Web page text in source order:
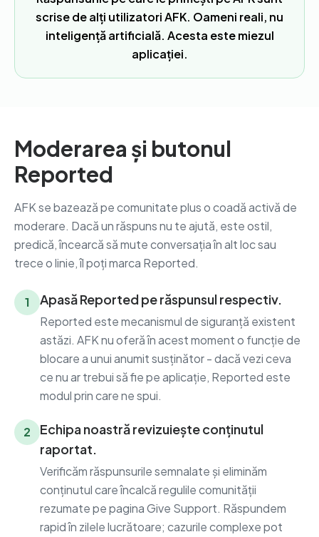
scrise de alți utilizatori AFK. Oameni reali, nu
inteligență artificială. Acesta este miezul
aplicației.
Moderarea și butonul
Reported
AFK se bazează pe comunitate plus o coadă activă de
moderare. Dacă un răspuns nu te ajută, este ostil,
predică, încearcă să mute conversația în alt loc sau
trece o linie, îl poți marca Reported.
1 Apasă Reported pe răspunsul respectiv.
Reported este mecanismul de siguranță existent
astăzi. AFK nu oferă în acest moment o funcție de
blocare a unui anumit susținător - dacă vezi ceva
ce nu ar trebui să fie pe aplicație, Reported este
modul prin care ne spui.
2
Echipa noastră revizuiește conținutul
raportat.
Verificăm răspunsurile semnalate și eliminăm
conținutul care încalcă regulile comunității
rezumate pe pagina Give Support. Răspundem
rapid în zilele lucrătoare; cazurile complexe pot